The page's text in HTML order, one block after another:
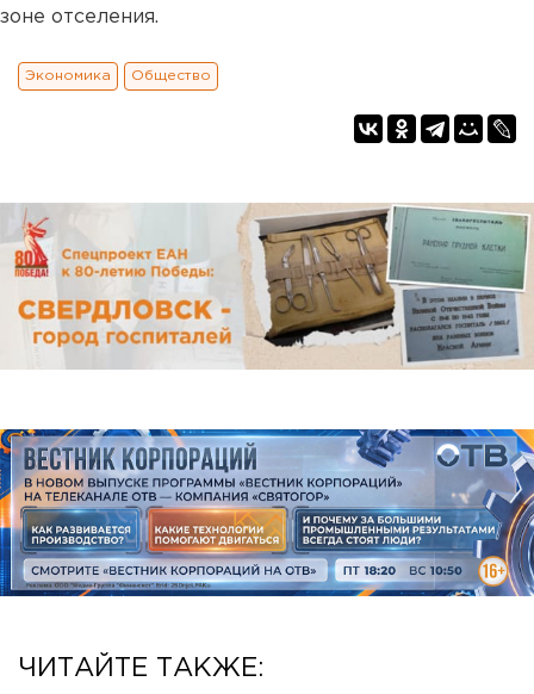
зоне отселения.
Экономика Общество
ЧИТАЙТЕ ТАКЖЕ: